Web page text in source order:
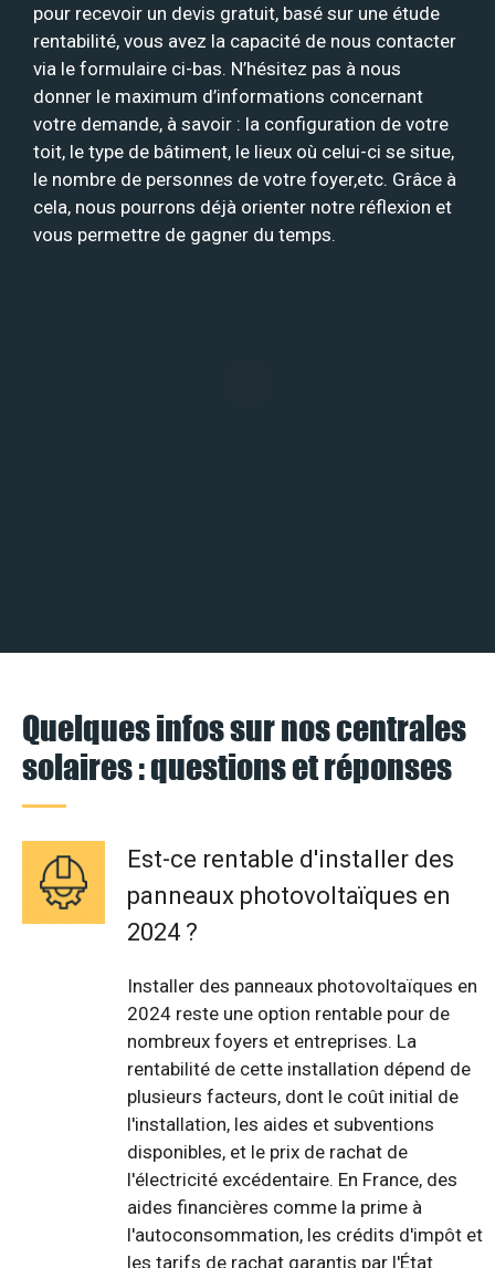
pour recevoir un devis gratuit, basé sur une étude
rentabilité, vous avez la capacité de nous contacter
via le formulaire ci-bas. N’hésitez pas à nous
donner le maximum d’informations concernant
votre demande, à savoir : la configuration de votre
toit, le type de bâtiment, le lieux où celui-ci se situe,
le nombre de personnes de votre foyer,etc. Grâce à
cela, nous pourrons déjà orienter notre réflexion et
vous permettre de gagner du temps.
Quelques infos sur nos centrales
solaires : questions et réponses
Est-ce rentable d'installer des
panneaux photovoltaïques en
2024 ?
Installer des panneaux photovoltaïques en
2024 reste une option rentable pour de
nombreux foyers et entreprises. La
rentabilité de cette installation dépend de
plusieurs facteurs, dont le coût initial de
l'installation, les aides et subventions
disponibles, et le prix de rachat de
l'électricité excédentaire. En France, des
aides financières comme la prime à
l'autoconsommation, les crédits d'impôt et
les tarifs de rachat garantis par l'État